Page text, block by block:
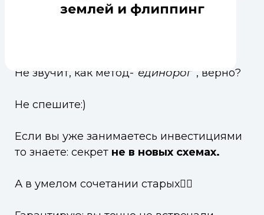
землей и флиппинг
Не звучит, как метод- “единорог” , верно?
Не спешите:)
Если вы уже занимаетесь инвестициями
то знаете: секрет не в новых схемах.
А в умелом сочетании старых👌🏻